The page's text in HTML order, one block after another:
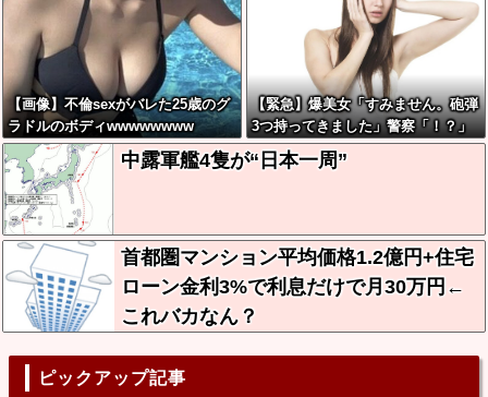
【画像】不倫sexがバレた25歳のグ
ラドルのボディwwwwwwww
【緊急】爆美女「すみません。砲弾
3つ持ってきました」警察「！？」
自衛隊「！？」→結果w w w w w w
w w
中露軍艦4隻が“日本一周”
首都圏マンション平均価格1.2億円+住宅
ローン金利3%で利息だけで月30万円←
これバカなん？
ピックアップ記事